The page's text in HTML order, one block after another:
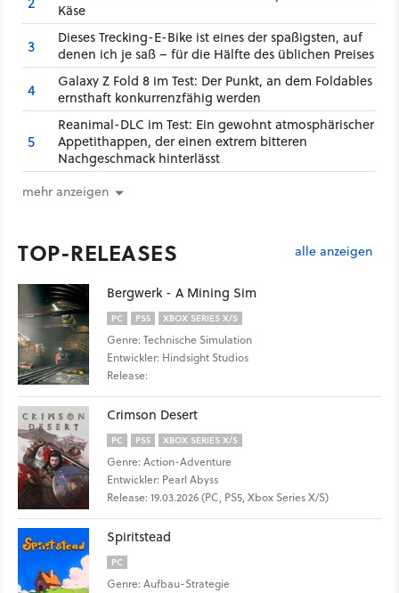
Käse
3
Dieses Trecking-E-Bike ist eines der spaßigsten, auf
denen ich je saß – für die Hälfte des üblichen Preises
4
Galaxy Z Fold 8 im Test: Der Punkt, an dem Foldables
ernsthaft konkurrenzfähig werden
5
Reanimal-DLC im Test: Ein gewohnt atmosphärischer
Appetithappen, der einen extrem bitteren
Nachgeschmack hinterlässt
mehr anzeigen
TOP-RELEASES alle anzeigen
Bergwerk - A Mining Sim
PC PS5 XBOX SERIES X/S
Genre: Technische Simulation
Entwickler: Hindsight Studios
Release:
Crimson Desert
PC PS5 XBOX SERIES X/S
Genre: Action-Adventure
Entwickler: Pearl Abyss
Release: 19.03.2026 (PC, PS5, Xbox Series X/S)
Spiritstead
PC
Genre: Aufbau-Strategie